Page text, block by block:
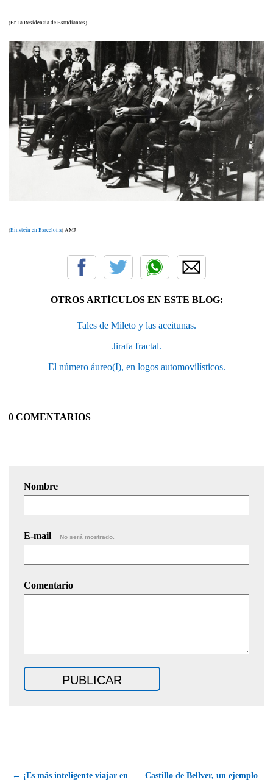
(En la Residencia de Estudiantes)
(Einstein en Barcelona) AMJ
OTROS ARTÍCULOS EN ESTE BLOG:
Tales de Mileto y las aceitunas.
Jirafa fractal.
El número áureo(I), en logos automovilísticos.
0 COMENTARIOS
Nombre
E-mail No será mostrado.
Comentario
← ¡Es más inteligente viajar en Castillo de Bellver, un ejemplo